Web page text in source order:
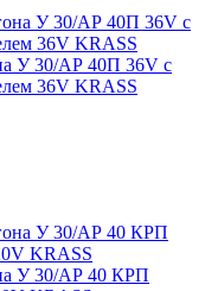
У 30/АР 40П 36V с
36V KRASS
У 30/АР 40 КРП